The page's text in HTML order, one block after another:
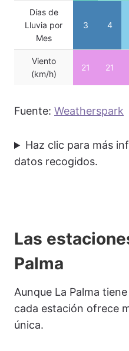
Días de
Lluvia por
Mes
3 4
Viento
(km/h)
21 21
Fuente: Weatherspark
Haz clic para más
datos recogidos.
Las
Palma
Aunque La Palma
cada estación ofrece
única.